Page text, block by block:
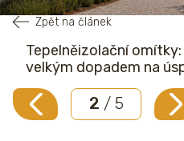
Zpět na článek
Tepelněizolační
velkým dopadem na
2 / 5